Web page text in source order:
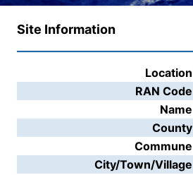
Site Information
Location
RAN Code
Name
County
Commune
City/Town/Village